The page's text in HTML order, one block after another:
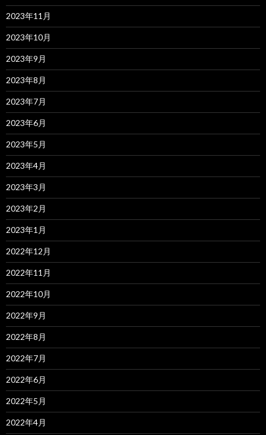
2023年11月
2023年10月
2023年9月
2023年8月
2023年7月
2023年6月
2023年5月
2023年4月
2023年3月
2023年2月
2023年1月
2022年12月
2022年11月
2022年10月
2022年9月
2022年8月
2022年7月
2022年6月
2022年5月
2022年4月